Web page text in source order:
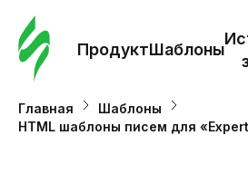
ПродуктШаблоны
Главная
Шаблоны
HTML шаблоны писем для